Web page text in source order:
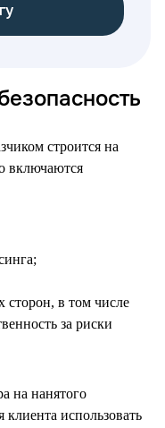
строится на
включаются
сторон, в том числе
за риски
на нанятого
использовать